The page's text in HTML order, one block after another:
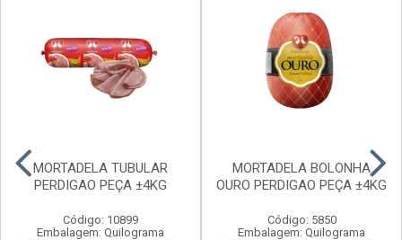
MORTADELA TUBULAR
PERDIGAO PEÇA ±4KG
Código: 10899
Embalagem: Quilograma
MORTADELA BOLONHA
OURO PERDIGAO PEÇA ±4KG
Código: 5850
Embalagem: Quilograma